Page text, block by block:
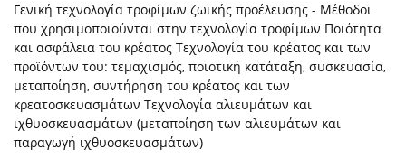
Γενική τεχνολογία τροφίμων ζωικής προέλευσης - Μέθοδοι
που χρησιμοποιούνται στην τεχνολογία τροφίμων Ποιότητα
και ασφάλεια του κρέατος Τεχνολογία του κρέατος και των
προϊόντων του: τεμαχισμός, ποιοτική κατάταξη, συσκευασία,
μεταποίηση, συντήρηση του κρέατος και των
κρεατοσκευασμάτων Τεχνολογία αλιευμάτων και
ιχθυοσκευασμάτων (μεταποίηση των αλιευμάτων και
παραγωγή ιχθυοσκευασμάτων)